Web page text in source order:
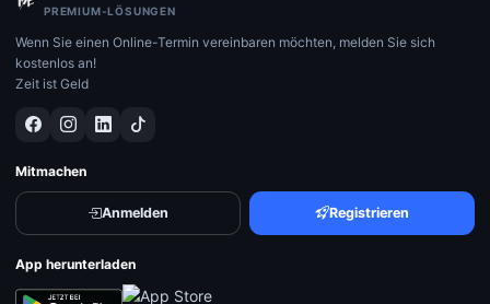
PREMIUM-LÖSUNGEN
Wenn Sie einen Online-Termin vereinbaren möchten, melden Sie sich
kostenlos an!
Zeit ist Geld
Mitmachen
Anmelden Registrieren
App herunterladen